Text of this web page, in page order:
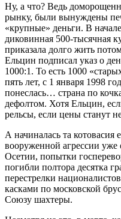
Ну, а что? Ведь
рынку, были вынуждены
«крупные» деньги. В
диковинная 500-тысячная
приказала долго жить
Ельцин подписал указ о
1000:1. То есть 1000
пять лет, с 1 января 1998
понеслась… страна по
дефолтом. Хотя Ельцин,
рельсы, если цены станут
А начиналась та
вооруженной агрессии
Осетии, попытки
погибли полтора десятка
перестрелки
касками по московской
Союзу шахтеры.